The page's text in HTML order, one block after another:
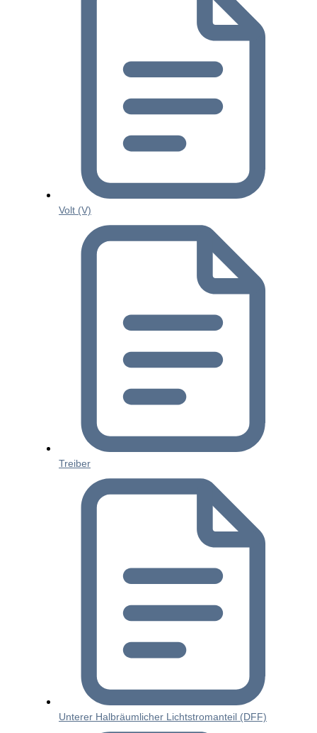
Volt (V)
Treiber
Unterer Halbräumlicher Lichtstromanteil (DFF)